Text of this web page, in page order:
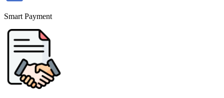
Smart Payment